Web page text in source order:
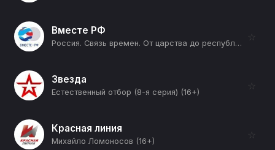
Вместе РФ
Россия. Связь времен. От царства до республики (Примирение) (12+)
☆
Звезда
Естественный отбор (8-я серия) (16+)
☆
Красная линия
Михайло Ломоносов (16+)
☆